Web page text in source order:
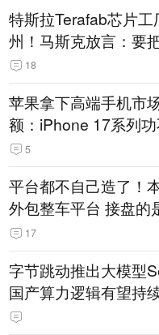
特斯拉Terafab芯片
州！马斯克放言：要
回美国
18
苹果拿下高端手机市
额：iPhone 17系列
5
平台都不自己造了！
外包整车平台 接盘的
17
字节跳动推出大模型
国产算力逻辑有望持